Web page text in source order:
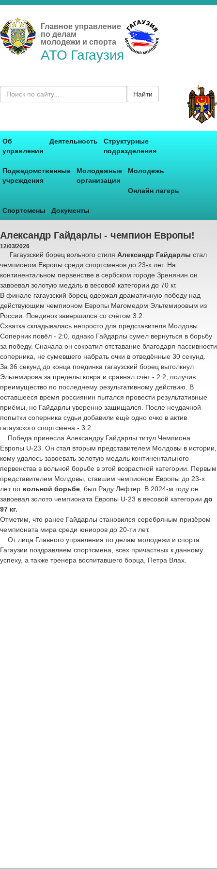
Главное управление
по делам
молодежи и спорта
АТО Гагаузия
Найти
Об
управлении
Деятельность
Структурные
подразделения
Подведомственные
учреждения
Молодежные
организации
Молодежь
Онлайн лагерь
Спортсмены Документы
Александр Гайдарлы - чемпион Европы!
12/03/2026
Гагаузский борец вольного стиля Александр Гайдарлы стал
чемпионом Европы среди спортсменов до 23-х лет. На
континентальном первенстве в сербском городе Зренянин он
завоевал золотую медаль в весовой категории до 70 кг.
В финале гагаузский борец одержал драматичную победу над
действующим чемпионом Европы Магомедом Эльтемировым из
России . Поединок завершился со счётом 3:2.
Схватка складывалась непросто для представителя Молдовы.
Соперник повёл - 2:0, однако Гайдарлы сумел вернуться в борьбу
за победу. Сначала он сократил отставание благодаря пассивности
соперника, не сумевшего набрать очки в отведённые 30 секунд.
За 36 секунд до конца поединка гагаузский борец вытолкнул
Эльтемирова за пределы ковра и сравнял счёт - 2:2, получив
преимущество по последнему результативному действию. В
оставшееся время россиянин пытался провести результативные
приёмы, но Гайдарлы уверенно защищался. После неудачной
попытки соперника судьи добавили ещё одно очко в актив
гагаузского спортсмена - 3:2.
Победа принесла Александру Гайдарлы титул Чемпиона
Европы U-23. Он стал вторым представителем Молдовы в истории,
кому удалось завоевать золотую медаль континентального
первенства в вольной борьбе в этой возрастной категории. Первым
представителем Молдовы, ставшим чемпионом Европы до 23-х
лет по вольной борьбе , был Раду Лефтер . В 2024-м году он
завоевал золото чемпионата Европы U-23 в весовой категории до
97 кг.
Отметим, что ранее Гайдарлы становился серебряным призёром
чемпионата мира среди юниоров до 20-ти лет.
От лица Главного управления по делам молодежи и спорта
Гагаузии поздравляем спортсмена, всех причастных к данному
успеху, а также тренера воспитавшего борца, Петра Влах.